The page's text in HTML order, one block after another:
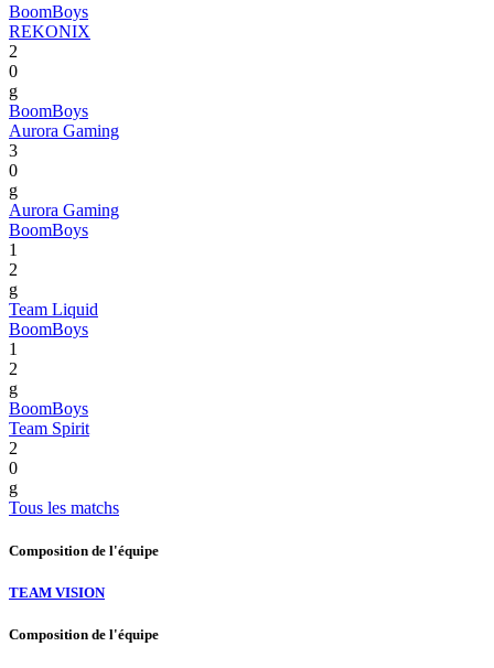
BoomBoys
REKONIX
2
0
g
BoomBoys
Aurora Gaming
3
0
g
Aurora Gaming
BoomBoys
1
2
g
Team Liquid
BoomBoys
1
2
g
BoomBoys
Team Spirit
2
0
g
Tous les matchs
Composition de l'équipe
TEAM VISION
Composition de l'équipe